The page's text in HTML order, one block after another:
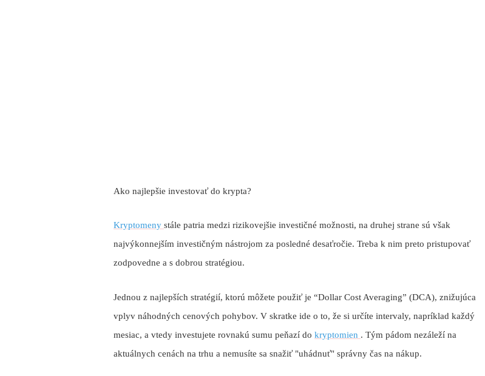
Ako najlepšie investovať do krypta?
Kryptomeny stále patria medzi rizikovejšie investičné možnosti, na druhej strane sú však
najvýkonnejším investičným nástrojom za posledné desaťročie. Treba k nim preto pristupovať
zodpovedne a s dobrou stratégiou.
Jednou z najlepších stratégií, ktorú môžete použiť je “Dollar Cost Averaging” (DCA), znižujúca
vplyv náhodných cenových pohybov. V skratke ide o to, že si určíte intervaly, napríklad každý
mesiac, a vtedy investujete rovnakú sumu peňazí do kryptomien . Tým pádom nezáleží na
aktuálnych cenách na trhu a nemusíte sa snažiť "uhádnuť" správny čas na nákup.